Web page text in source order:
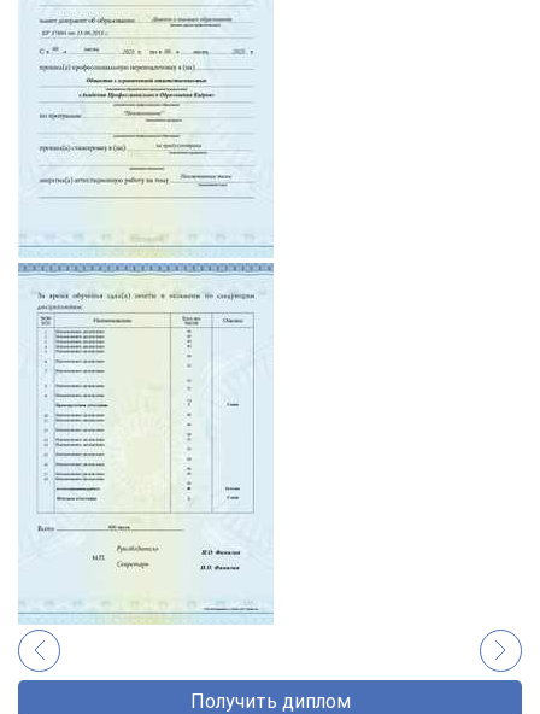
Получить диплом